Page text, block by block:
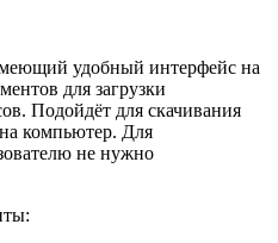
удобный интерфейс на
для загрузки
Подойдёт для скачивания
компьютер. Для
не нужно